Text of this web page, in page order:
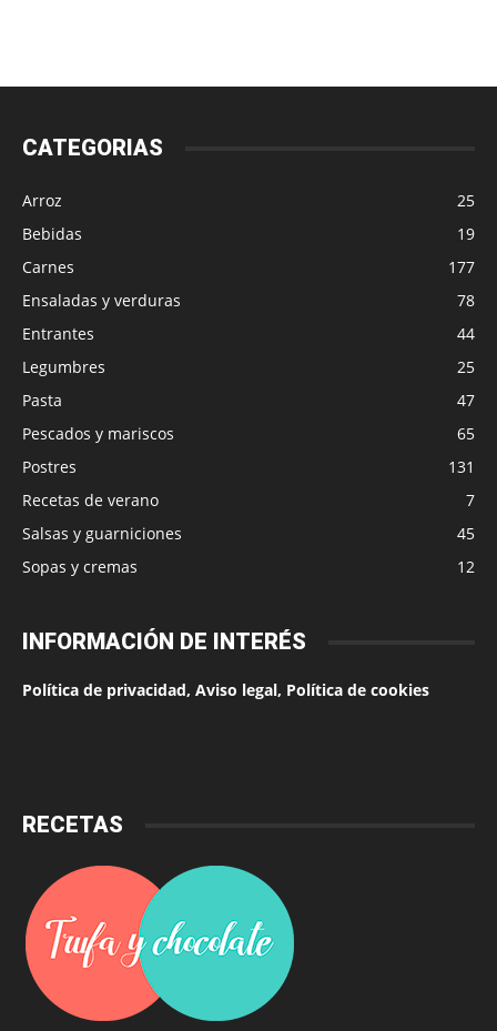
CATEGORIAS
Arroz
25
Bebidas
19
Carnes
177
Ensaladas y verduras
78
Entrantes
44
Legumbres
25
Pasta
47
Pescados y mariscos
65
Postres
131
Recetas de verano
7
Salsas y guarniciones
45
Sopas y cremas
12
INFORMACIÓN DE INTERÉS
Política de privacidad, Aviso legal, Política de cookies
RECETAS